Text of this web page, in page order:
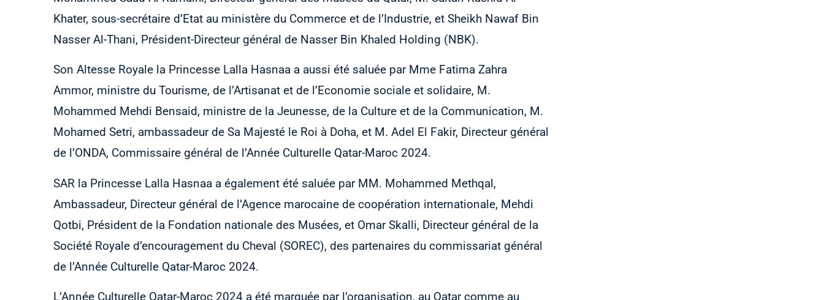
Khater, sous-secrétaire d’Etat au ministère du Commerce et de l’Industrie, et Sheikh Nawaf Bin
Nasser Al-Thani, Président-Directeur général de Nasser Bin Khaled Holding (NBK).
Son Altesse Royale la Princesse Lalla Hasnaa a aussi été saluée par Mme Fatima Zahra
Ammor, ministre du Tourisme, de l’Artisanat et de l’Economie sociale et solidaire, M.
Mohammed Mehdi Bensaid, ministre de la Jeunesse, de la Culture et de la Communication, M.
Mohamed Setri, ambassadeur de Sa Majesté le Roi à Doha, et M. Adel El Fakir, Directeur général
de l’ONDA, Commissaire général de l’Année Culturelle Qatar-Maroc 2024.
SAR la Princesse Lalla Hasnaa a également été saluée par MM. Mohammed Methqal,
Ambassadeur, Directeur général de l’Agence marocaine de coopération internationale, Mehdi
Qotbi, Président de la Fondation nationale des Musées, et Omar Skalli, Directeur général de la
Société Royale d’encouragement du Cheval (SOREC), des partenaires du commissariat général
de l’Année Culturelle Qatar-Maroc 2024.
L’Année Culturelle Qatar-Maroc 2024 a été marquée par l’organisation, au Qatar comme au